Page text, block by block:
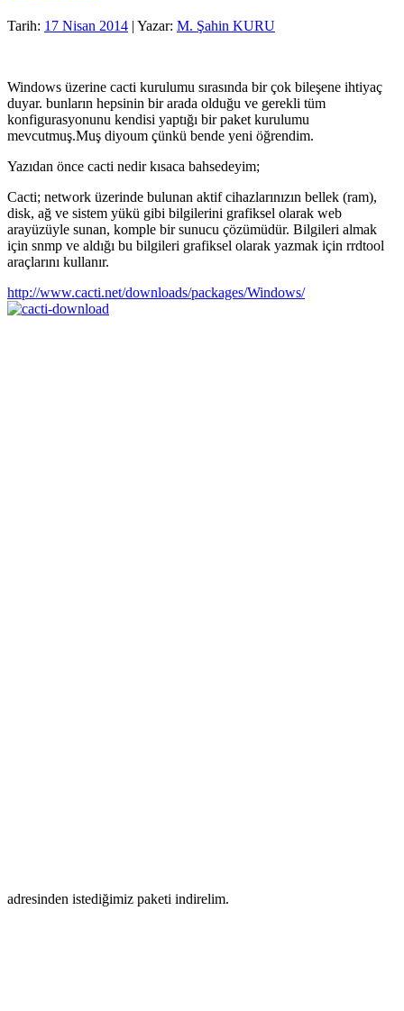
Kurulum
–
Downgrade
Tarih: 17 Nisan 2014 | Yazar: M. Şahin KURU
Windows üzerine cacti kurulumu sırasında bir çok bileşene ihtiyaç
duyar. bunların hepsinin bir arada olduğu ve gerekli tüm
konfigurasyonunu kendisi yaptığı bir paket kurulumu
mevcutmuş.Muş diyoum çünkü bende yeni öğrendim.
Yazıdan önce cacti nedir kısaca bahsedeyim;
Cacti; network üzerinde bulunan aktif cihazlarınızın bellek (ram),
disk, ağ ve sistem yükü gibi bilgilerini grafiksel olarak web
arayüzüyle sunan, komple bir sunucu çözümüdür. Bilgileri almak
için snmp ve aldığı bu bilgileri grafiksel olarak yazmak için rrdtool
araçlarını kullanır.
http://www.cacti.net/downloads/packages/Windows/
adresinden istediğimiz paketi indirelim.